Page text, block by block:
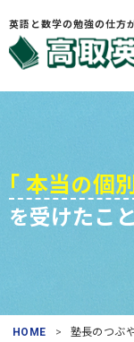
英語と数学の勉強の仕方
｢ 本当の個
を受けたこと
HOME 塾長のつぶ
こ
お